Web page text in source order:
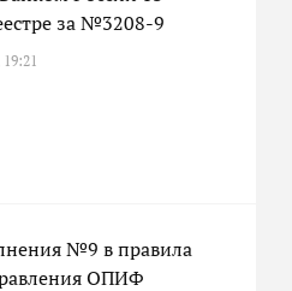
за №3208-9
№9 в правила
ОПИФ